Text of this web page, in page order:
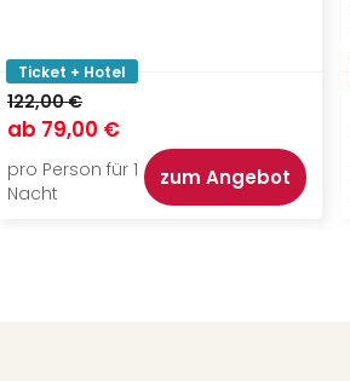
Ticket + Hotel
122,00 €
ab 79,00 €
pro Person für 1
Nacht
zum Angebot